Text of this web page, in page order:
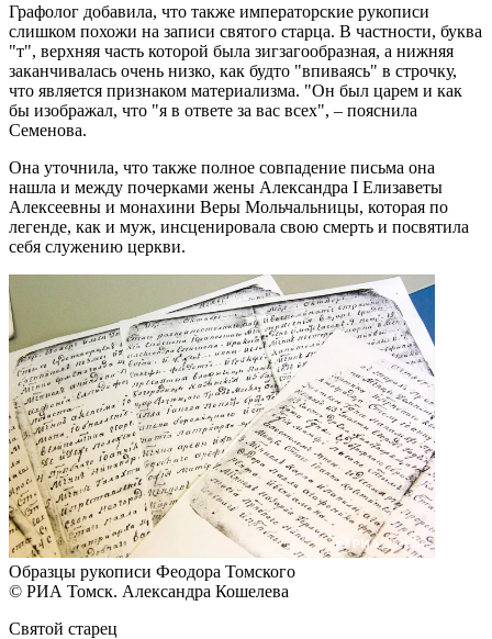
Графолог добавила, что также императорские рукописи
слишком похожи на записи святого старца. В частности, буква
"т", верхняя часть которой была зигзагообразная, а нижняя
заканчивалась очень низко, как будто "впиваясь" в строчку,
что является признаком материализма. "Он был царем и как
бы изображал, что "я в ответе за вас всех", – пояснила
Семенова.
Она уточнила, что также полное совпадение письма она
нашла и между почерками жены Александра I Елизаветы
Алексеевны и монахини Веры Мольчальницы, которая по
легенде, как и муж, инсценировала свою смерть и посвятила
себя служению церкви.
Образцы рукописи Феодора Томского
© РИА Томск. Александра Кошелева
Святой старец